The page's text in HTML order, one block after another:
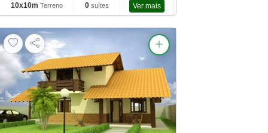
10x10m Terreno 0 suítes Ver mais